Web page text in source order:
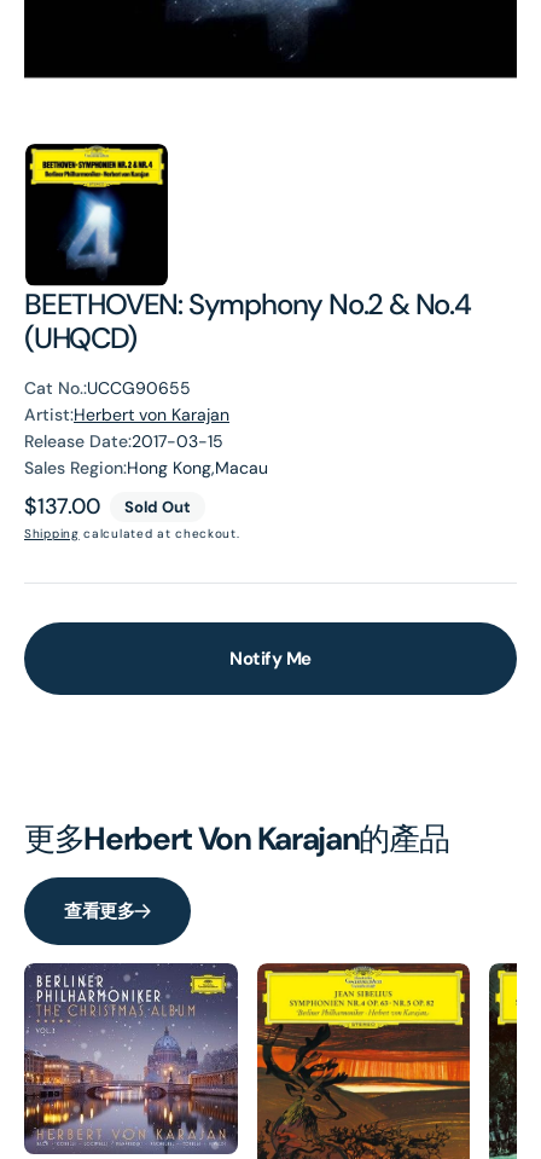
BEETHOVEN: Symphony No.2 & No.4
(UHQCD)
Cat No.:UCCG90655
Artist:Herbert von Karajan
Release Date:2017-03-15
Sales Region:Hong Kong,Macau
Regular
price
$137.00 Sold Out
Shipping calculated at checkout.
Notify Me
更多Herbert Von Karajan的產品
查看更多